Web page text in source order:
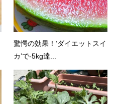
驚愕の効果！’ダイエットスイ
カ’で-5kg達...